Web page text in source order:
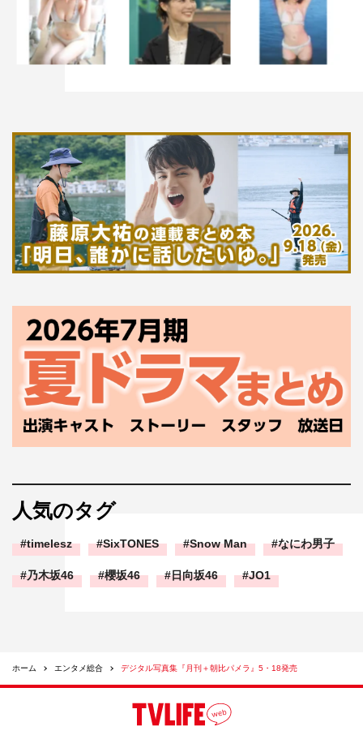
人気のタグ
timelesz SixTONES Snow Man なにわ男子
乃木坂46 櫻坂46 日向坂46 JO1
ホーム エンタメ総合 デジタル写真集『月刊＋朝比パメラ』5・18発売